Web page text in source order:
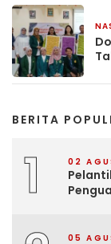
BERITA
1 02
05